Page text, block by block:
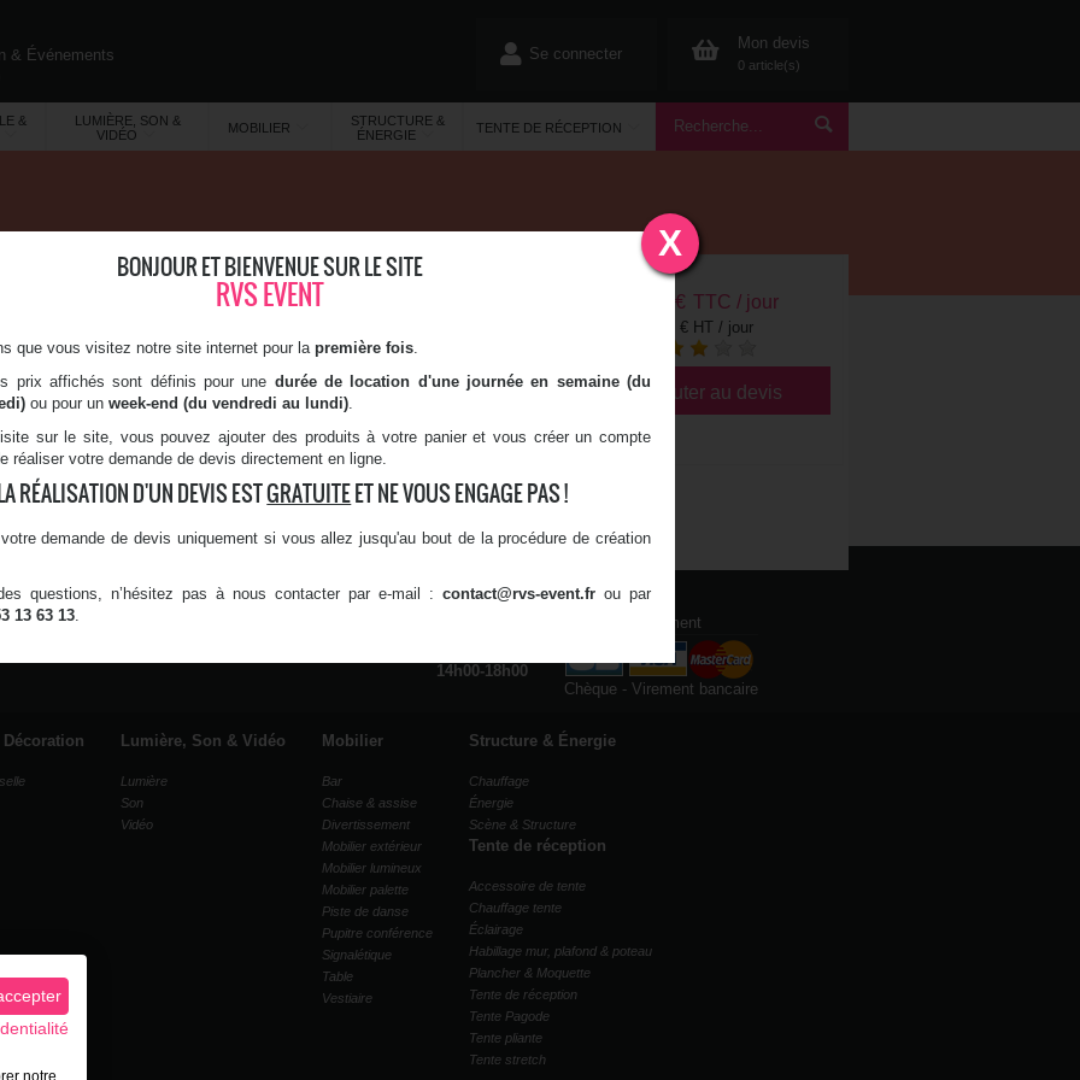
& Événements
Se connecter
Mon devis
0 article(s)
&
LUMIÈRE, SON &
VIDÉO
MOBILIER
STRUCTURE &
ÉNERGIE
TENTE DE RÉCEPTION
et gazon
€ TTC / jour
9,00 € HT / jour
Ajouter au devis
1
& Événements -
14h00-18h00
Modes de paiement
Chèque - Virement bancaire
Lumière, Son & Vidéo
Lumière
Son
Vidéo
Mobilier
Bar
Chaise & assise
Divertissement
Mobilier extérieur
Mobilier lumineux
Mobilier palette
Piste de danse
Pupitre conférence
Signalétique
Table
Vestiaire
Structure & Énergie
Chauffage
Énergie
Scène & Structure
Tente de réception
Accessoire de tente
Chauffage tente
Éclairage
Habillage mur, plafond & poteau
Plancher & Moquette
Tente de réception
Tente Pagode
Tente pliante
Tente stretch
X
BONJOUR ET BIENVENUE SUR LE SITE
RVS EVENT
que vous visitez notre site internet pour la première fois
prix affichés sont définis pour une durée de location d'une journée en semaine (du
ou pour un week-end (du vendredi au lundi)
sur le site, vous pouvez ajouter des produits à votre panier et vous créer un compte
réaliser votre demande de devis directement en ligne.
RÉALISATION D'UN DEVIS ESTGRATUITEET NE VOUS ENGAGE PAS !
demande de devis uniquement si vous allez jusqu'au bout de la procédure de création
questions, n’hésitez pas à nous contacter par e-mail : contact@rvs-event.fr ou par
13 63 13
notre